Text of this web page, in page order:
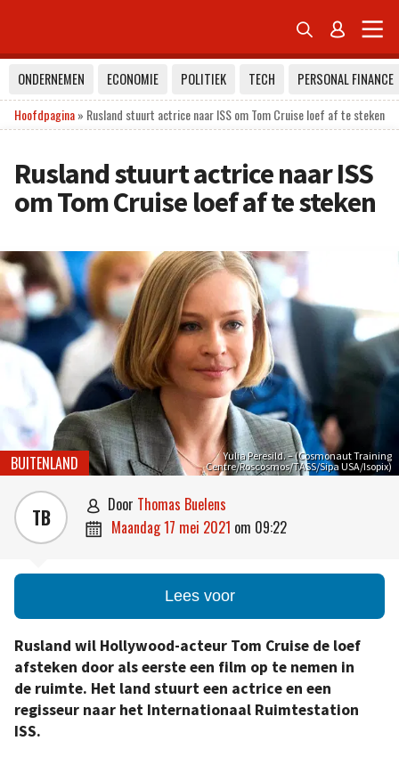
 
ONDERNEMEN ECONOMIE POLITIEK TECH
PERSONAL FINANCE
Hoofdpagina» Rusland stuurt actrice naar ISS om Tom Cruise loef af te steken
Rusland stuurt actrice naar ISS
om Tom Cruise loef af te steken
Yulia Peresild. – (Cosmonaut Training
Centre/Roscosmos/TASS/Sipa USA/Isopix)
BUITENLAND
TB  door Thomas Buelens
 maandag 17 mei 2021 om 09:22
Lees voor
Rusland wil Hollywood-acteur Tom Cruise de loef
afsteken door als eerste een film op te nemen in
de ruimte. Het land stuurt een actrice en een
regisseur naar het Internationaal Ruimtestation
ISS.